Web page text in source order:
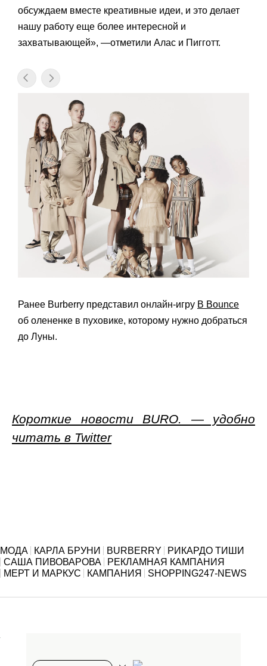
обсуждаем вместе креативные идеи, и это делает
нашу работу еще более интересной и
захватывающей», —отметили Алас и Пигготт.
Ранее Burberry представил онлайн-игру B Bounce
об олененке в пуховике, которому нужно добраться
до Луны.
Короткие новости BURO. — удобно
читать в Twitter
МОДА КАРЛА БРУНИ BURBERRY
РИКАРДО ТИШИ
САША ПИВОВАРОВА
РЕКЛАМНАЯ КАМПАНИЯ
МЕРТ И МАРКУС
КАМПАНИЯ SHOPPING247-NEWS